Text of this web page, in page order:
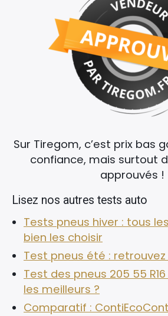
Sur Tiregom, c’est prix bas
confiance, mais surtout
approuvés !
Lisez nos autres tests auto
Tests pneus hiver : tous
bien les choisir
Test pneus été :
Test des pneus 205 55
les meilleurs ?
Comparatif :